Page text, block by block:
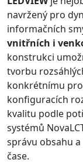
navržený pro
informačních
vnitřních i
konstrukci
tvorbu
konkrétnímu
konfiguracích
kvalitu podle
systémů
správu obsahu
čase.